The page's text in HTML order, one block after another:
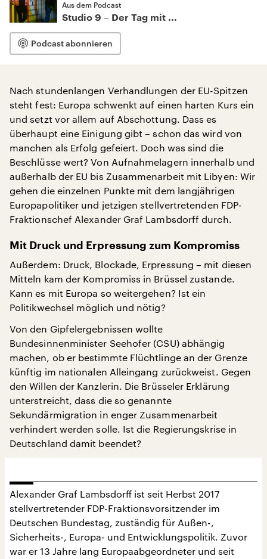
Aus dem Podcast
Studio 9 – Der Tag mit ...
Podcast abonnieren
Nach stundenlangen Verhandlungen der EU-Spitzen
steht fest: Europa schwenkt auf einen harten Kurs ein
und setzt vor allem auf Abschottung. Dass es
überhaupt eine Einigung gibt – schon das wird von
manchen als Erfolg gefeiert. Doch was sind die
Beschlüsse wert? Von Aufnahmelagern innerhalb und
außerhalb der EU bis Zusammenarbeit mit Libyen: Wir
gehen die einzelnen Punkte mit dem langjährigen
Europapolitiker und jetzigen stellvertretenden FDP-
Fraktionschef Alexander Graf Lambsdorff durch.
Mit Druck und Erpressung zum Kompromiss
Außerdem: Druck, Blockade, Erpressung – mit diesen
Mitteln kam der Kompromiss in Brüssel zustande.
Kann es mit Europa so weitergehen? Ist ein
Politikwechsel möglich und nötig?
Von den Gipfelergebnissen wollte
Bundesinnenminister Seehofer (CSU) abhängig
machen, ob er bestimmte Flüchtlinge an der Grenze
künftig im nationalen Alleingang zurückweist. Gegen
den Willen der Kanzlerin. Die Brüsseler Erklärung
unterstreicht, dass die so genannte
Sekundärmigration in enger Zusammenarbeit
verhindert werden solle. Ist die Regierungskrise in
Deutschland damit beendet?
Alexander Graf Lambsdorff ist seit Herbst 2017
stellvertretender FDP-Fraktionsvorsitzender im
Deutschen Bundestag, zuständig für Außen-,
Sicherheits-, Europa- und Entwicklungspolitik. Zuvor
war er 13 Jahre lang Europaabgeordneter und seit